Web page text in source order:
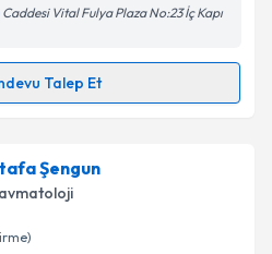
işlenmesine ilişkinAydınlatma
ve kişisel verilerimin belirtilen
kabul ediyorum.
Talebini Gönder
Vital Fulya Plaza No:23 İç Kapı
Talep Et
Talebi
için randevu takvimi talebi
randevu almanız için bir
e-posta ile bilgilendireceğiz.
Şengun